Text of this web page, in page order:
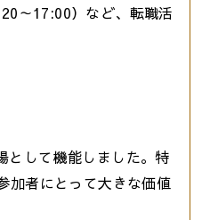
～17:00）など、転職活
として機能しました。特
加者にとって大きな価値